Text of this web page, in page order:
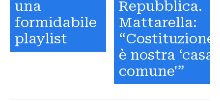
una
formidabile
playlist
Repubblica.
Mattarella:
“Costituzione
è nostra ‘casa
comune'”